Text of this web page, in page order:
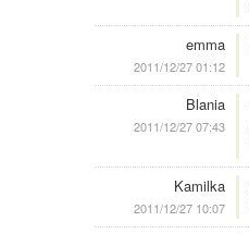
emma
2011/12/27 01:12
Blania
2011/12/27 07:43
Kamilka
2011/12/27 10:07